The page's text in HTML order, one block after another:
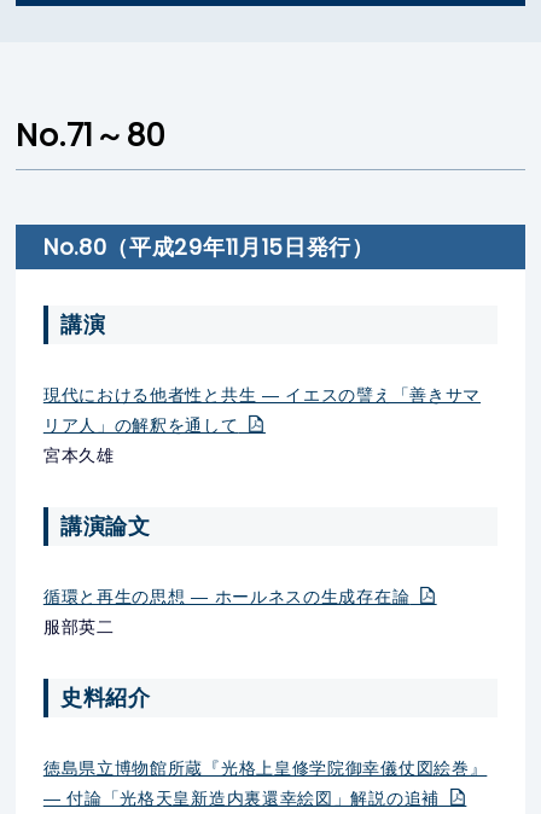
No.71～80
No.80（平成29年11月15日発行）
講演
現代における他者性と共生 ― イエスの譬え「善きサマ
リア人」の解釈を通して
宮本久雄
講演論文
循環と再生の思想 ― ホールネスの生成存在論
服部英二
史料紹介
徳島県立博物館所蔵『光格上皇修学院御幸儀仗図絵巻』
― 付論「光格天皇新造内裏還幸絵図」解説の追補